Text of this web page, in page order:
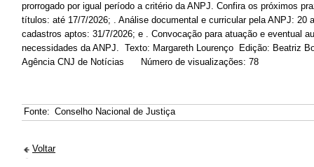
prorrogado por igual período a critério da ANPJ. Confira os próximos
títulos: até 17/7/2026; . Análise documental e curricular pela ANPJ: 20
cadastros aptos: 31/7/2026; e . Convocação para atuação e eventual
necessidades da ANPJ. Texto: Margareth Lourenço Edição: Beatriz
Agência CNJ de Notícias Número de visualizações: 78
Fonte: Conselho Nacional de Justiça
Voltar